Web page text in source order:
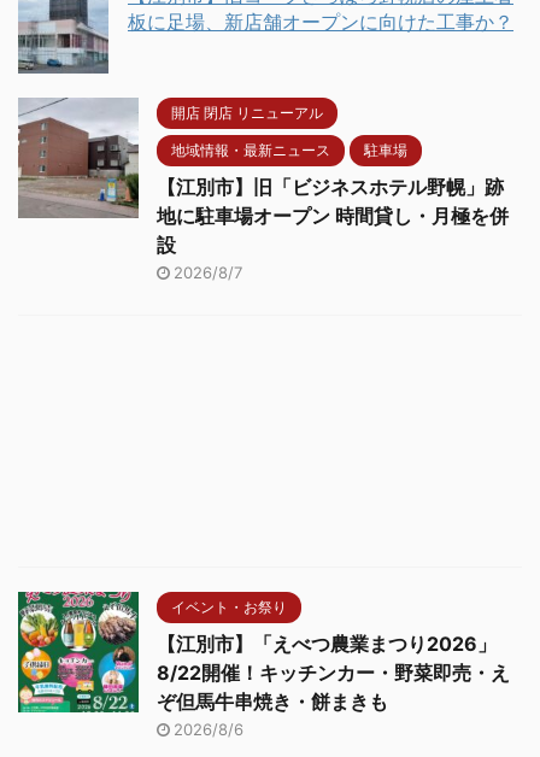
板に足場、新店舗オープンに向けた工事か？
開店 閉店 リニューアル
地域情報・最新ニュース 駐車場
【江別市】旧「ビジネスホテル野幌」跡
地に駐車場オープン 時間貸し・月極を併
設
2026/8/7
イベント・お祭り
【江別市】「えべつ農業まつり2026」
8/22開催！キッチンカー・野菜即売・え
ぞ但馬牛串焼き・餅まきも
2026/8/6